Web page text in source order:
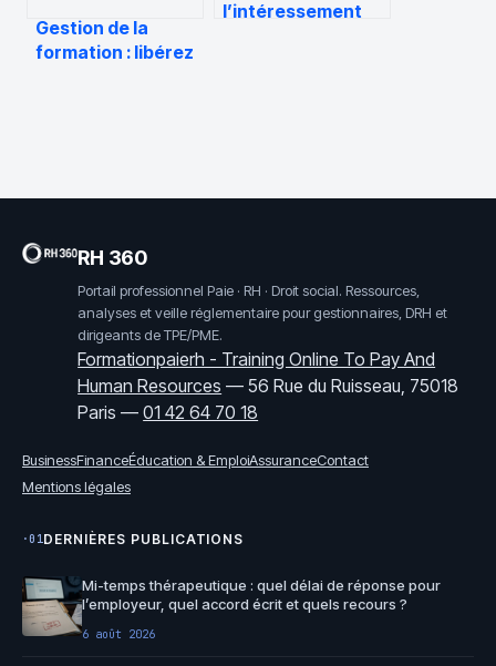
Gestion de la
formation : libérez
l’intéressement
RH 360
Portail professionnel Paie · RH · Droit social. Ressources,
analyses et veille réglementaire pour gestionnaires, DRH et
dirigeants de TPE/PME.
Formationpaierh - Training Online To Pay And
Human Resources —56 Rue du Ruisseau, 75018
Paris —01 42 64 70 18
BusinessFinanceÉducation & EmploiAssuranceContact
Mentions légales
·01DERNIÈRES PUBLICATIONS
Mi-temps thérapeutique : quel délai de réponse pour
l’employeur, quel accord écrit et quels recours ?
6 août 2026